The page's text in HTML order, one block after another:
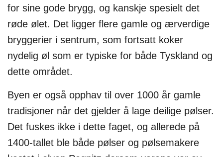
for sine gode brygg, og kanskje spesielt det
røde ølet. Det ligger flere gamle og ærverdige
bryggerier i sentrum, som fortsatt koker
nydelig øl som er typiske for både Tyskland og
dette området.
Byen er også opphav til over 1000 år gamle
tradisjoner når det gjelder å lage deilige pølser.
Det fuskes ikke i dette faget, og allerede på
1400-tallet ble både pølser og pølsemakere